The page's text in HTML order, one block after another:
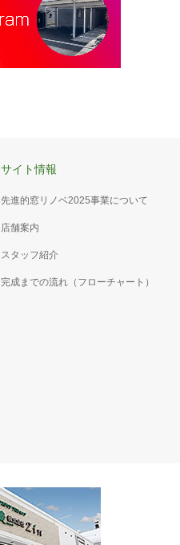
サイト情報
先進的窓リノベ2025事業について
店舗案内
スタッフ紹介
完成までの流れ（フローチャート）